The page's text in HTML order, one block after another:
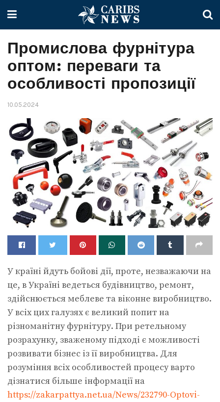
Промислова фурнітура
оптом: переваги та
особливості пропозиції
10.05.2024
У країні йдуть бойові дії, проте, незважаючи на
це, в Україні ведеться будівництво, ремонт,
здійснюється меблеве та віконне виробництво.
У всіх цих галузях є великий попит на
різноманітну фурнітуру. При ретельному
розрахунку, зваженому підході є можливості
розвивати бізнес із її виробництва. Для
розуміння всіх особливостей процесу варто
дізнатися більше інформації на
https://zakarpattya.net.ua/News/232790-Optovi-